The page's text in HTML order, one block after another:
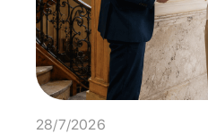
28/7/2026